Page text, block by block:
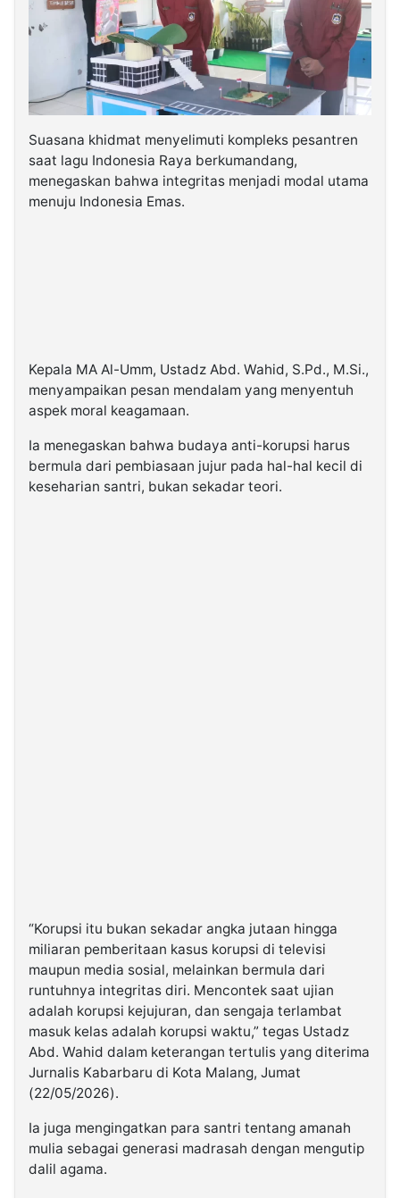
Suasana khidmat menyelimuti kompleks pesantren
saat lagu Indonesia Raya berkumandang,
menegaskan bahwa integritas menjadi modal utama
menuju Indonesia Emas.
Kepala MA Al-Umm, Ustadz Abd. Wahid, S.Pd., M.Si.,
menyampaikan pesan mendalam yang menyentuh
aspek moral keagamaan.
Ia menegaskan bahwa budaya anti-korupsi harus
bermula dari pembiasaan jujur pada hal-hal kecil di
keseharian santri, bukan sekadar teori.
“Korupsi itu bukan sekadar angka jutaan hingga
miliaran pemberitaan kasus korupsi di televisi
maupun media sosial, melainkan bermula dari
runtuhnya integritas diri. Mencontek saat ujian
adalah korupsi kejujuran, dan sengaja terlambat
masuk kelas adalah korupsi waktu,” tegas Ustadz
Abd. Wahid dalam keterangan tertulis yang diterima
Jurnalis Kabarbaru di Kota Malang, Jumat
(22/05/2026).
Ia juga mengingatkan para santri tentang amanah
mulia sebagai generasi madrasah dengan mengutip
dalil agama.